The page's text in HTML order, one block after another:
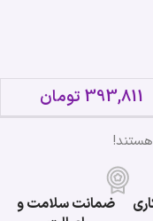
393,811 تومان
ضمانت سلامت و